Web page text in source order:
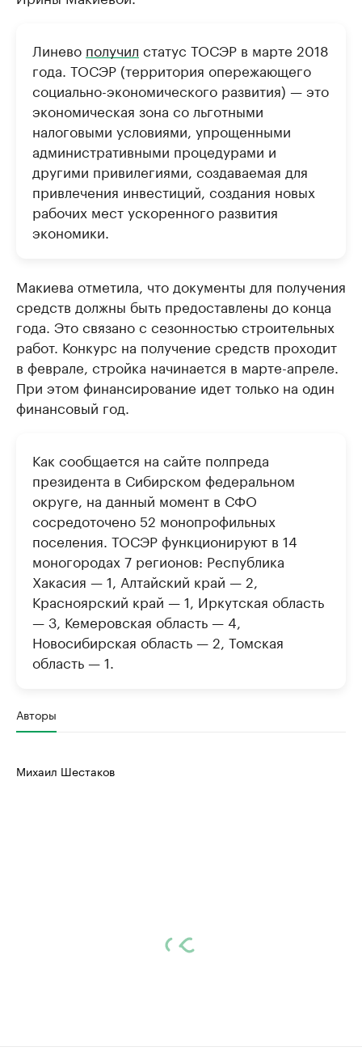
Линево получил статус ТОСЭР в марте 2018
года. ТОСЭР (территория опережающего
социально-экономического развития) — это
экономическая зона со льготными
налоговыми условиями, упрощенными
административными процедурами и
другими привилегиями, создаваемая для
привлечения инвестиций, создания новых
рабочих мест ускоренного развития
экономики.
Макиева отметила, что документы для получения
средств должны быть предоставлены до конца
года. Это связано с сезонностью строительных
работ. Конкурс на получение средств проходит
в феврале, стройка начинается в марте-апреле.
При этом финансирование идет только на один
финансовый год.
Как сообщается на сайте полпреда
президента в Сибирском федеральном
округе, на данный момент в СФО
сосредоточено 52 монопрофильных
поселения. ТОСЭР функционируют в 14
моногородах 7 регионов: Республика
Хакасия — 1, Алтайский край — 2,
Красноярский край — 1, Иркутская область
— 3, Кемеровская область — 4,
Новосибирская область — 2, Томская
область — 1.
Авторы
Михаил Шестаков